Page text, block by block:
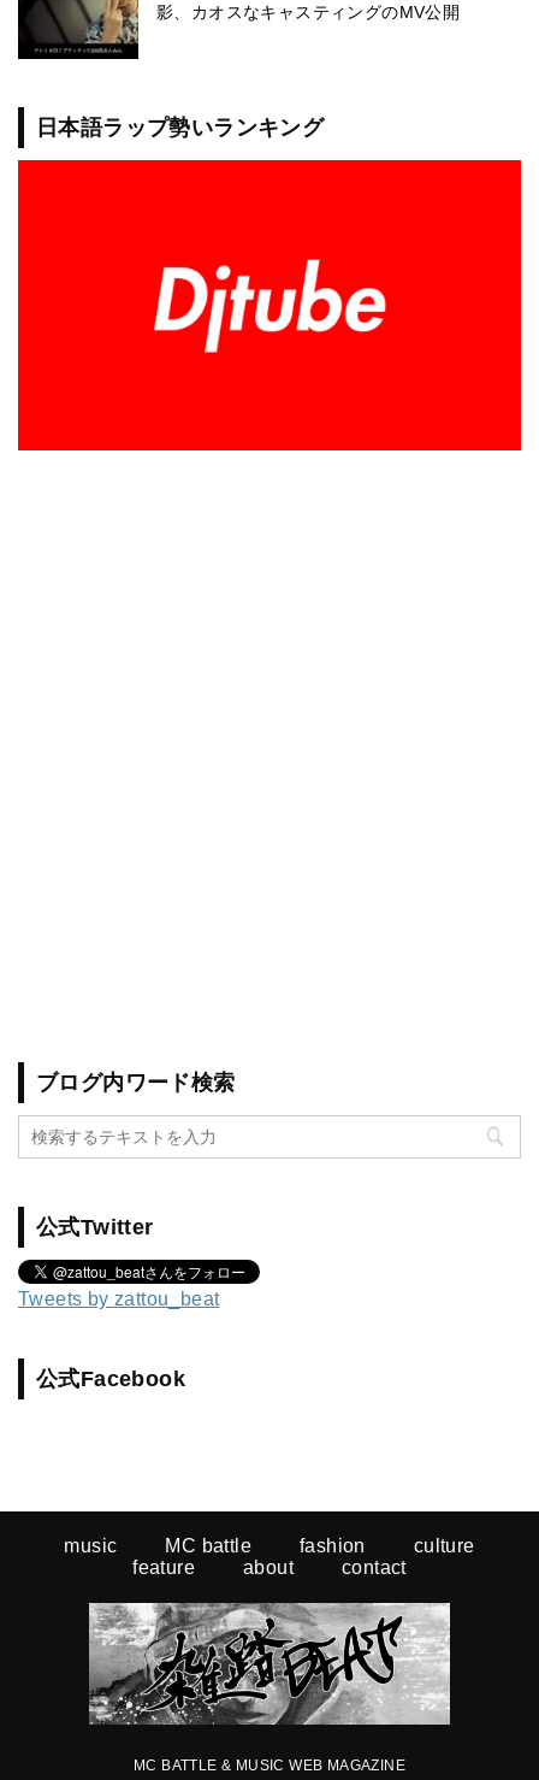
影、カオスなキャスティングのMV公開
日本語ラップ勢いランキング
ブログ内ワード検索
公式Twitter
Tweets by zattou_beat
公式Facebook
music MC battle fashion
culture
feature
about contact
MC BATTLE & MUSIC WEB MAGAZINE